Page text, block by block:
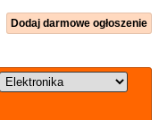
Dodaj darmowe ogłoszenie